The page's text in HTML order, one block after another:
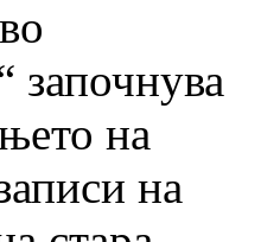
започнува
на
на